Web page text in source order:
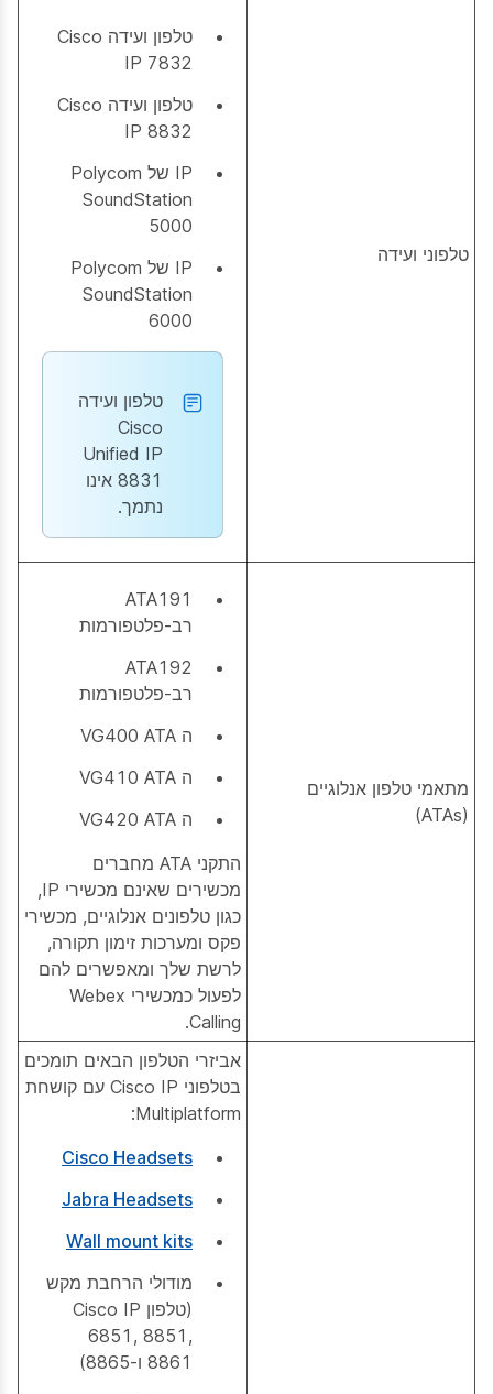
טלפוני ועידה
טלפון ועידה Cisco
IP 7832
טלפון ועידה Cisco
IP 8832
IP של Polycom
SoundStation
5000
IP של Polycom
SoundStation
6000
טלפון ועידה
Cisco
Unified IP
8831 אינו
נתמך.
מתאמי טלפון אנלוגיים
(ATAs)
ATA191
רב-פלטפורמות
ATA192
רב-פלטפורמות
ה VG400 ATA
ה VG410 ATA
ה VG420 ATA
התקני ATA מחברים
מכשירים שאינם מכשירי IP,
כגון טלפונים אנלוגיים, מכשירי
פקס ומערכות זימון תקורה,
לרשת שלך ומאפשרים להם
לפעול כמכשירי Webex
Calling.
אביזרי הטלפון הבאים תומכים
בטלפוני Cisco IP עם קושחת
Multiplatform:
Cisco Headsets
Jabra Headsets
Wall mount kits
מודולי הרחבת מקש
(טלפון Cisco IP
6851, 8851,
8861 ו-8865)